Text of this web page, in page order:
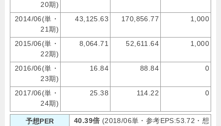
20期)
2014/06(単・
21期)
43,125.63 170,856.77 1,000
2015/06(単・
22期)
8,064.71 52,611.64 1,000
2016/06(単・
23期)
16.84 88.84 0
2017/06(単・
24期)
25.38 114.22 0
予想PER 40.39倍 (2018/06単・参考EPS:53.72・想